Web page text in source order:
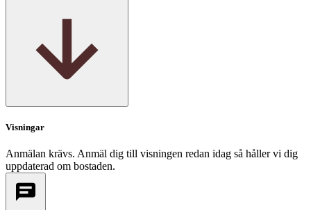
Visningar
Anmälan krävs. Anmäl dig till visningen redan idag så håller vi dig
uppdaterad om bostaden.